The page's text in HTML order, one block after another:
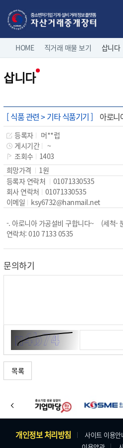
비
게
션
HOME 직거래 매물 보기 삽니다
삽니다
[ 식품 관련 > 기타 식품기기 ] 아로니
등록자
머**럽
게시기간
~
조회수
1403
희망가격
1원
등록자 연락처
01071330535
회사 연락처
01071330535
이메일
ksy6732@hanmail.net
-. 아로니아 가공설비 구합니다~ (세척-
연락처: 010 7133 0535
문의하기
목록
로 이
전
개인정보 처리방침 사이트 이용안
홈으로 로그인
직거래 매물보기
중소기업
제조/유통
유관기관 매물보기
나의 거래정보
고객마당
이용 안내